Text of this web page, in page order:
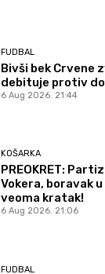
FUDBAL
Bivši bek Crvene
debituje protiv
6 Aug 2026. 21:44
KOŠARKA
PREOKRET:
Vokera, boravak
veoma kratak!
6 Aug 2026. 21:06
FUDBAL